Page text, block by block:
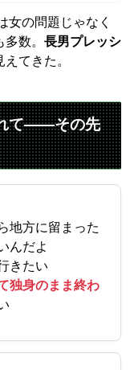
の問題じゃなく
数。 長男プレッシ
てきた。
て——その先
地方に留まった
んだよ
きたい
独身のまま終わ